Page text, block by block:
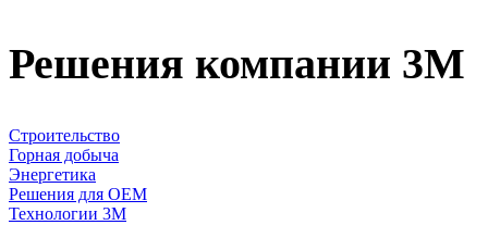
Решения компании 3M
Строительство
Горная добыча
Энергетика
Решения для OEM
Технологии 3М